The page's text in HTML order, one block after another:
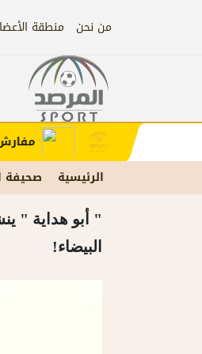
من نحن منطقة
الرئيسية صحيفة
مفارش
" أبو هداية "
البيضاء!